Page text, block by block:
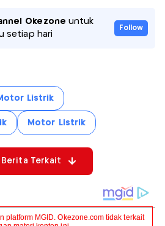
Okezone untuk
setiap hari
Follow
Listrik
Motor Listrik
Berita Terkait